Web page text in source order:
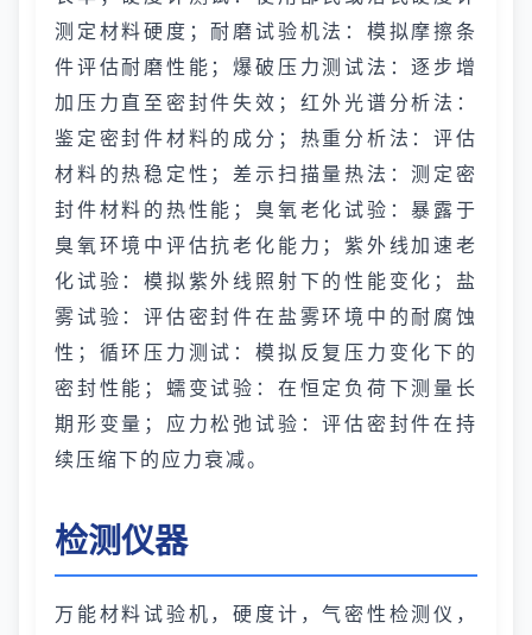
测定材料硬度；耐磨试验机法：模拟摩擦条
件评估耐磨性能；爆破压力测试法：逐步增
加压力直至密封件失效；红外光谱分析法：
鉴定密封件材料的成分；热重分析法：评估
材料的热稳定性；差示扫描量热法：测定密
封件材料的热性能；臭氧老化试验：暴露于
臭氧环境中评估抗老化能力；紫外线加速老
化试验：模拟紫外线照射下的性能变化；盐
雾试验：评估密封件在盐雾环境中的耐腐蚀
性；循环压力测试：模拟反复压力变化下的
密封性能；蠕变试验：在恒定负荷下测量长
期形变量；应力松弛试验：评估密封件在持
续压缩下的应力衰减。
检测仪器
万能材料试验机，硬度计，气密性检测仪，